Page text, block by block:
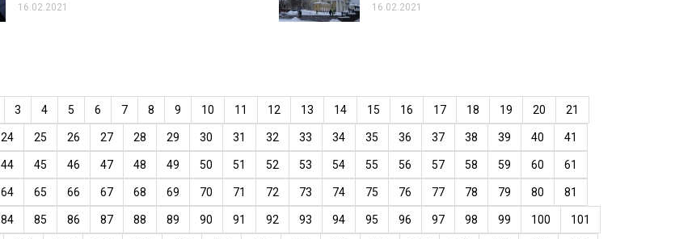
16.02.2021 16.02.2021
3 4 5 6 7 8 9 10 11 12 13 14 15 16 17 18 19 20 21
24 25 26 27 28 29 30 31 32 33 34 35 36 37 38 39 40 41
44 45 46 47 48 49 50 51 52 53 54 55 56 57 58 59 60 61
64 65 66 67 68 69 70 71 72 73 74 75 76 77 78 79 80 81
84 85 86 87 88 89 90 91 92 93 94 95 96 97 98 99 100 101